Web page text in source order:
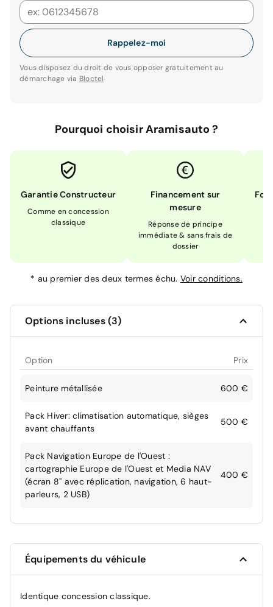
Rappelez-moi
Vous disposez du droit de vous opposer gratuitement au
démarchage via Bloctel
Pourquoi choisir Aramisauto ?
Garantie Constructeur
Comme en concession
classique
Financement sur
mesure
Réponse de principe
immédiate & sans frais de
dossier
* au premier des deux termes échu. Voir conditions.
Options incluses (3)
Option Prix
Peinture métallisée 600 €
Pack Hiver: climatisation automatique, sièges
avant chauffants
500 €
Pack Navigation Europe de l'Ouest :
cartographie Europe de l'Ouest et Media NAV
(écran 8'' avec réplication, navigation, 6 haut-
parleurs, 2 USB)
400 €
Équipements du véhicule
Identique concession classique.